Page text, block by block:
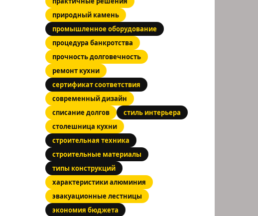
природный камень
промышленное оборудование
процедура банкротства
прочность долговечность
ремонт кухни
сертификат соответствия
современный дизайн
списание долгов
стиль интерьера
столешница кухни
строительная техника
строительные материалы
типы конструкций
характеристики алюминия
эвакуационные лестницы
экономия бюджета